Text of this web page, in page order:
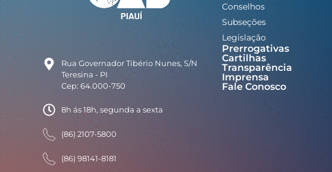
Rua Governador Tibério Nunes, S/N
Teresina - PI
Cep: 64.000-750
8h ás 18h, segunda a sexta
(86) 2107-5800
(86) 98141-8181
Conselhos
Subseções
Legislação
Prerrogativas
Cartilhas
Transparência
Imprensa
Fale Conosco